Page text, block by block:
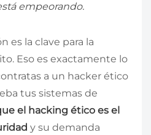
empeorando.
es la clave para la
Eso es exactamente lo
a un hacker ético
tus sistemas de
el hacking ético es el
y su demanda